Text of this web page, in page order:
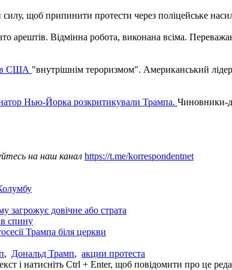
щоб припинити протести через поліцейське
арештів. Відмінна робота, виконана всіма.
в США "внутрішнім тероризмом". Американський
Нью-Йорка розкритикували Трампа. Чиновники-
на наш канал https://t.me/korrespondentnet
загрожує довічне або страта
в спину
Трампа біля церкви
, Дональд Трамп, акции протеста
і натисніть Ctrl + Enter, щоб повідомити про це